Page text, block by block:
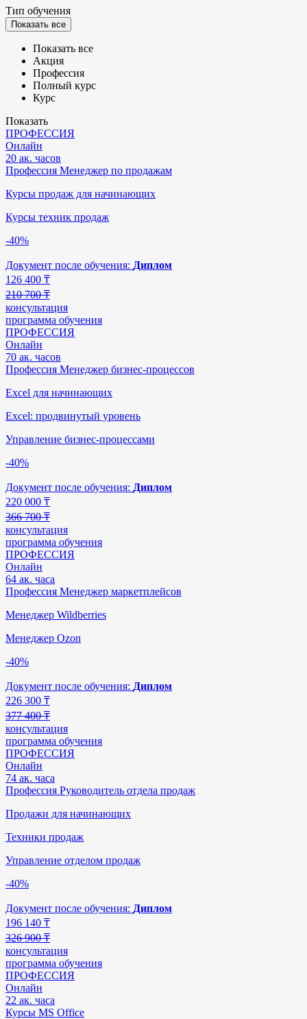
Тип обучения
Показать все
Показать все
Акция
Профессия
Полный курс
Курс
Показать
ПРОФЕССИЯ
Онлайн
20 ак. часов
Профессия Менеджер по продажам
Курсы продаж для начинающих
Курсы техник продаж
-40%
Документ после обучения: Диплом
126 400 ₸
210 700 ₸
консультация
программа обучения
ПРОФЕССИЯ
Онлайн
70 ак. часов
Профессия Менеджер бизнес-процессов
Excel для начинающих
Excel: продвинутый уровень
Управление бизнес-процессами
-40%
Документ после обучения: Диплом
220 000 ₸
366 700 ₸
консультация
программа обучения
ПРОФЕССИЯ
Онлайн
64 ак. часа
Профессия Менеджер маркетплейсов
Менеджер Wildberries
Менеджер Ozon
-40%
Документ после обучения: Диплом
226 300 ₸
377 400 ₸
консультация
программа обучения
ПРОФЕССИЯ
Онлайн
74 ак. часа
Профессия Руководитель отдела продаж
Продажи для начинающих
Техники продаж
Управление отделом продаж
-40%
Документ после обучения: Диплом
196 140 ₸
326 900 ₸
консультация
программа обучения
ПРОФЕССИЯ
Онлайн
22 ак. часа
Курсы MS Office